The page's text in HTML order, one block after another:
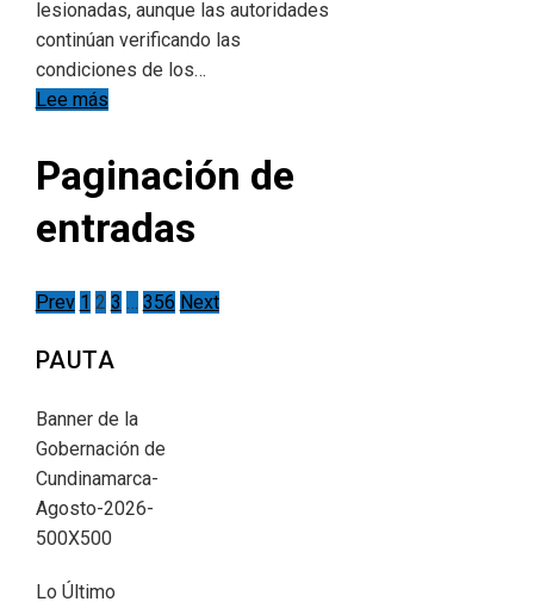
lesionadas, aunque las autoridades
continúan verificando las
condiciones de los…
Lee más
Paginación de
entradas
Prev 1 2 3 356 Next
PAUTA
Banner de la
Gobernación de
Cundinamarca-
Agosto-2026-
500X500
Lo Último